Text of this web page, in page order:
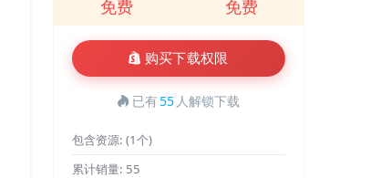
免费 免费
购买下载权限
已有55 人解锁下载
包含资源: (1个)
累计销量: 55